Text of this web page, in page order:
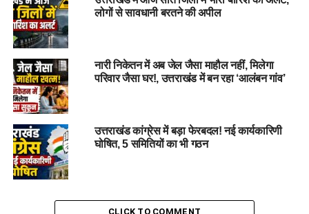
जाएगा।
2. यातायात का दबाव बढ़ने पर वाहनों को नगला इमरती से डायवर्ट
बैरागी कैंप पार्किंग एवं हंडिया एरिया में पार्क कराया जाएगा तथा आवश्यकता
अनुसार छोड़ा जाएगा।
3. चीला मार्ग का उपयोग केवल एग्जिट हेतु किया जाएगा।
4. सामान्य यातायात के दबाव की स्थिति में गुरुकुल कांगड़ी सर्विस लेन से
सिंहद्वार होते हुए शंकराचार्य चौक की ओर यातायात भेजा जाएगा।
5. टोल प्लाजा पर एग्जिट का दबाव बढ़ने पर नहर पटरी मार्ग का उपयोग
किया जाएगा।
6. देहरादून/ऋषिकेश जाने वाली प्राइवेट बसों को आवश्यकता पड़ने पर
लोगों से सावधानी बरतने की अपील
नारी निकेतन में अब जेल जैसा माहौल नहीं, मिलेगा
परिवार जैसा घर!, उत्तराखंड में बन रहा ‘आलंबन गांव’
उत्तराखंड कांग्रेस में बड़ा फेरबदल! नई कार्यकारिणी
घोषित, 5 समितियों का भी गठन
CLICK TO COMMENT